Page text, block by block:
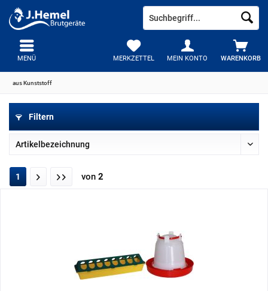
WARENKORB
MERKZETTEL MEIN KONTO
MENÜ
aus Kunststoff
Filtern
1 von 2